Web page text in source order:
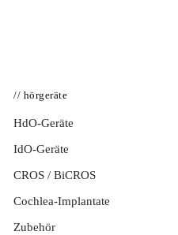
// hörgeräte
HdO-Geräte
IdO-Geräte
CROS / BiCROS
Cochlea-Implantate
Zubehör